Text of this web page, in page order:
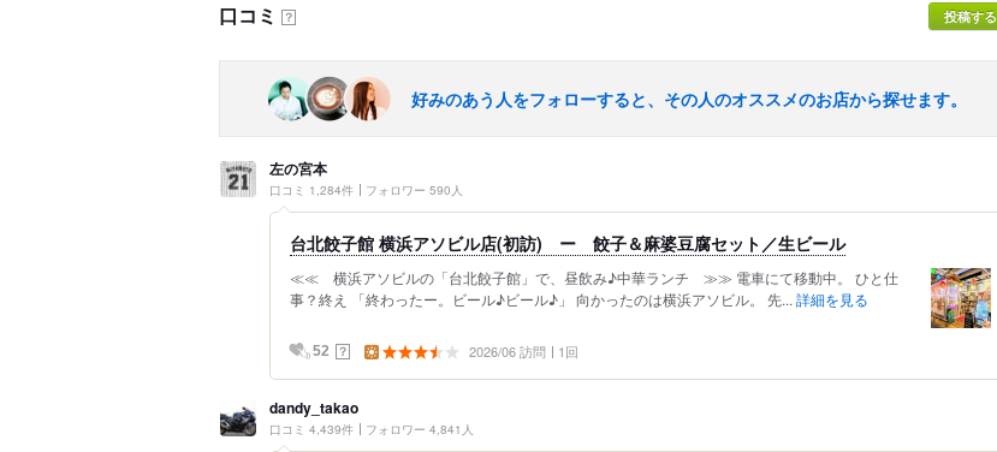
口コミ ？ 投稿する
好みのあう人をフォローすると、その人のオススメのお店から探せます。
左の宮本
口コミ 1,284件 フォロワー 590人
台北餃子館 横浜アソビル店(初訪) ー 餃子＆麻婆豆腐セット／生ビール
≪≪ 横浜アソビルの「台北餃子館」で、昼飲み♪中華ランチ ≫≫ 電車にて移動中。 ひと仕
事？終え 「終わったー。ビール♪ビール♪」 向かったのは横浜アソビル。 先... 詳細を見る
52 ？ 2026/06 訪問 1回
dandy_takao
口コミ 4,439件 フォロワー 4,841人